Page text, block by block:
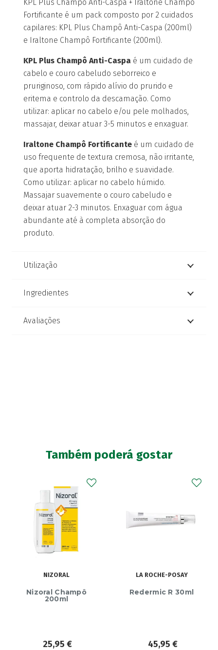
KPL Plus Champô Anti-Caspa + Iraltone Champô
Fortificante é um pack composto por 2 cuidados
capilares: KPL Plus Champô Anti-Caspa (200ml)
e Iraltone Champô Fortificante (200ml).
KPL Plus Champô Anti-Caspa é um cuidado de
cabelo e couro cabeludo seborreico e
pruriginoso, com rápido alívio do prurido e
eritema e controlo da descamação. Como
utilizar: aplicar no cabelo e/ou pele molhados,
massajar, deixar atuar 3-5 minutos e enxaguar.
Iraltone Champô Fortificante é um cuidado de
uso frequente de textura cremosa, não irritante,
que aporta hidratação, brilho e suavidade.
Como utilizar: aplicar no cabelo húmido.
Massajar suavemente o couro cabeludo e
deixar atuar 2-3 minutos. Enxaguar com água
abundante até à completa absorção do
produto.
Utilização
Ingredientes
Avaliações
Também poderá gostar
NIZORAL
Nizoral Champô
200ml
25,95€
LA ROCHE-POSAY
Redermic R 30ml
45,95€